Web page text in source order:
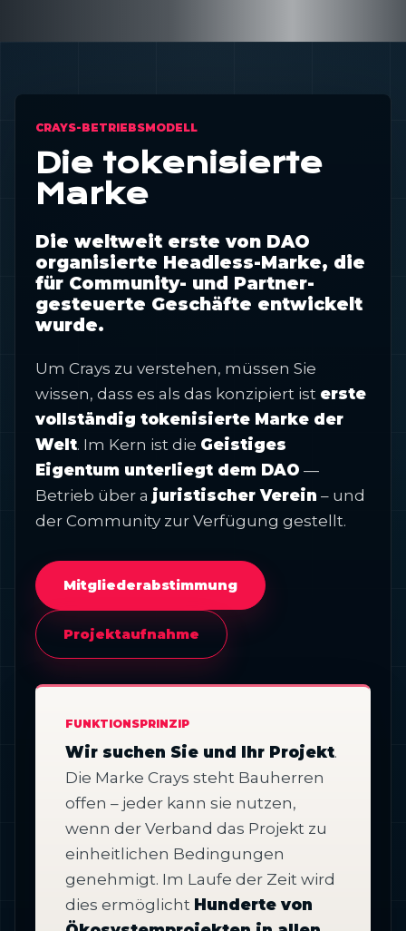
CRAYS-BETRIEBSMODELL
Die tokenisierte
Marke
Die weltweit erste von DAO
organisierte Headless-Marke, die
für Community- und Partner-
gesteuerte Geschäfte entwickelt
wurde.
Um Crays zu verstehen, müssen Sie
wissen, dass es als das konzipiert ist erste
vollständig tokenisierte Marke der
Welt. Im Kern ist die Geistiges
Eigentum unterliegt dem DAO —
Betrieb über ajuristischer Verein – und
der Community zur Verfügung gestellt.
Mitgliederabstimmung
Projektaufnahme
FUNKTIONSPRINZIP
Wir suchen Sie und Ihr Projekt.
Die Marke Crays steht Bauherren
offen – jeder kann sie nutzen,
wenn der Verband das Projekt zu
einheitlichen Bedingungen
genehmigt. Im Laufe der Zeit wird
dies ermöglicht Hunderte von